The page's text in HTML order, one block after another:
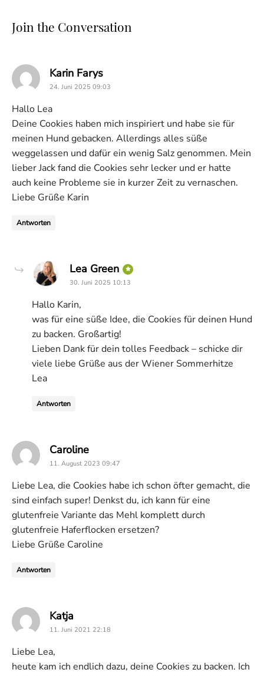
Join the Conversation
Karin Faryssays:
24. Juni 2025 09:03
Hallo Lea
Deine Cookies haben mich inspiriert und habe sie für
meinen Hund gebacken. Allerdings alles süße
weggelassen und dafür ein wenig Salz genommen. Mein
lieber Jack fand die Cookies sehr lecker und er hatte
auch keine Probleme sie in kurzer Zeit zu vernaschen.
Liebe Grüße Karin
Antworten
Lea Green says:
30. Juni 2025 10:13
Hallo Karin,
was für eine süße Idee, die Cookies für deinen Hund
zu backen. Großartig!
Lieben Dank für dein tolles Feedback – schicke dir
viele liebe Grüße aus der Wiener Sommerhitze
Lea
Antworten
Carolinesays:
11. August 2023 09:47
Liebe Lea, die Cookies habe ich schon öfter gemacht, die
sind einfach super! Denkst du, ich kann für eine
glutenfreie Variante das Mehl komplett durch
glutenfreie Haferflocken ersetzen?
Liebe Grüße Caroline
Antworten
Katja
11. Juni 2021 22:18
Liebe Lea,
heute kam ich endlich dazu, deine Cookies zu backen. Ich